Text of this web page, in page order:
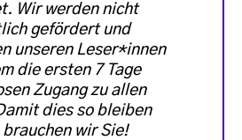
Wir werden nicht
gefördert und
unseren Leser*innen
die ersten 7 Tage
Zugang zu allen
dies so bleiben
brauchen wir Sie!